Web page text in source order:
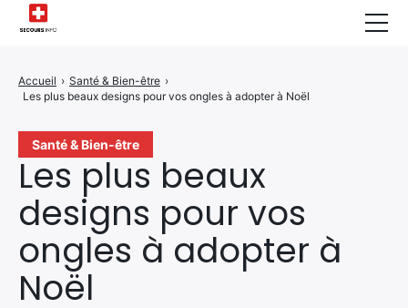
Santé & Bien-être
Les plus beaux
designs pour vos
ongles à adopter à
Noël
Accueil › Santé & Bien-être ›
Les plus beaux designs pour vos ongles à adopter à Noël
Infos & Conseils
Actualités des Secours
Santé & Bien-être
A propos de Nous
Contactez-nous
Politique de Confidentialité